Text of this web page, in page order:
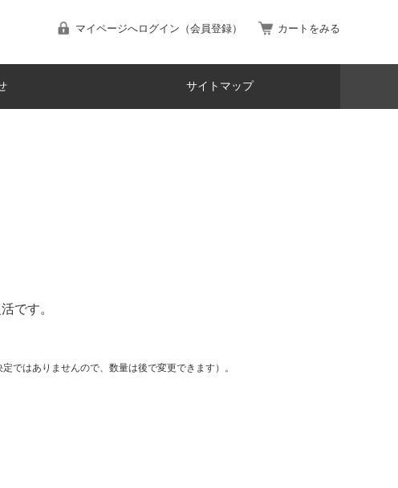
マイページへログイン（会員登録） カートをみる
サイトマップ
です。
ではありませんので、数量は後で変更できます）。